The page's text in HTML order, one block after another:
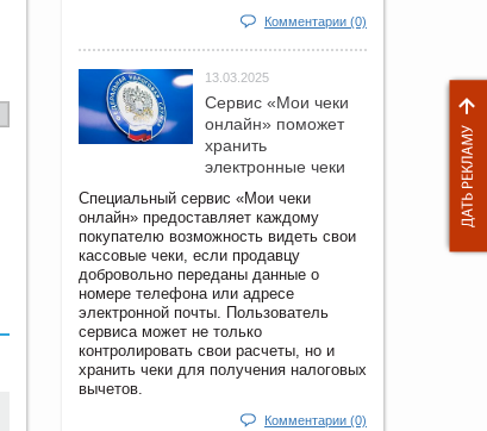
Комментарии (0)
13.03.2025
Сервис «Мои чеки
онлайн» поможет
хранить
электронные чеки
Специальный сервис «Мои чеки
онлайн» предоставляет каждому
покупателю возможность видеть свои
кассовые чеки, если продавцу
добровольно переданы данные о
номере телефона или адресе
электронной почты. Пользователь
сервиса может не только
контролировать свои расчеты, но и
хранить чеки для получения налоговых
вычетов.
Комментарии (0)